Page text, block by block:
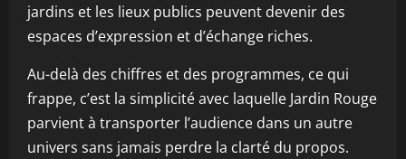
jardins et les lieux publics peuvent devenir des
espaces d’expression et d’échange riches.
Au-delà des chiffres et des programmes, ce qui
frappe, c’est la simplicité avec laquelle Jardin Rouge
parvient à transporter l’audience dans un autre
univers sans jamais perdre la clarté du propos.